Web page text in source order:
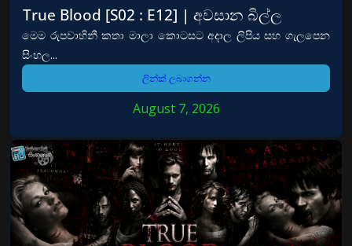
True Blood [S02 : E12] | අවසාන බිල්ල
මෙම රුපවාහිනී කතා මාලා කොටසට අදාල ලිපිය සහ ගැලපෙන
සිංහල...
ලින්ක් ලබාගන්න
August 7, 2026